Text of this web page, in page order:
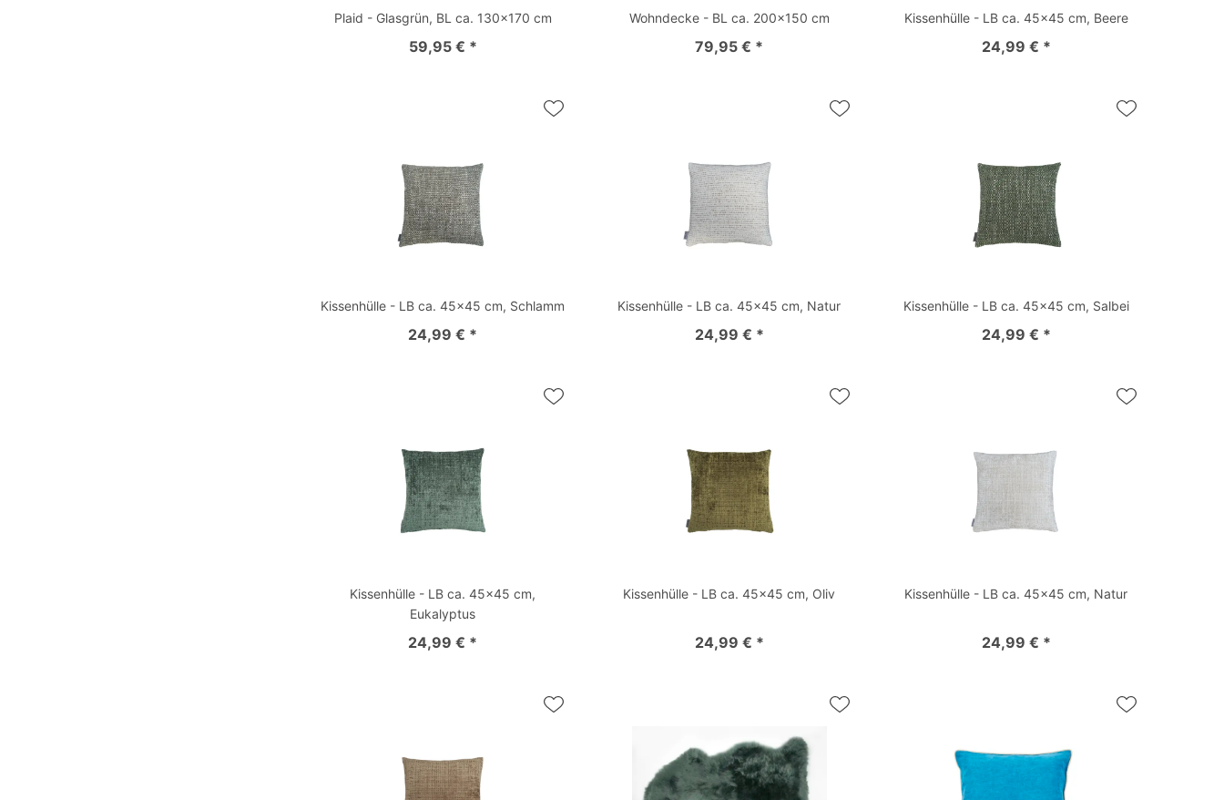
Plaid - Glasgrün, BL ca. 130x170 cm
59,95 € *
Wohndecke - BL ca. 200x150 cm
79,95 € *
Kissenhülle - LB ca. 45x45 cm, Beere
24,99 € *
Kissenhülle - LB ca. 45x45 cm, Schlamm
24,99 € *
Kissenhülle - LB ca. 45x45 cm, Natur
24,99 € *
Kissenhülle - LB ca. 45x45 cm, Salbei
24,99 € *
Kissenhülle - LB ca. 45x45 cm,
Eukalyptus
24,99 € *
Kissenhülle - LB ca. 45x45 cm, Oliv
24,99 € *
Kissenhülle - LB ca. 45x45 cm, Natur
24,99 € *